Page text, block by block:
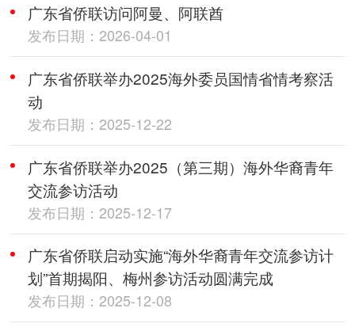
广东省侨联访问阿曼、阿联酋
发布日期：2026-04-01
广东省侨联举办2025海外委员国情省情考察活
动
发布日期：2025-12-22
广东省侨联举办2025（第三期）海外华裔青年
交流参访活动
发布日期：2025-12-17
广东省侨联启动实施“海外华裔青年交流参访计
划”首期揭阳、梅州参访活动圆满完成
发布日期：2025-12-08